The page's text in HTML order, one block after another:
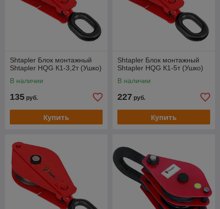
Shtapler Блок монтажный
Shtapler HQG К1-3,2т (Ушко)
В наличии
135 руб.
Купить
Shtapler Блок монтажный
Shtapler HQG К1-5т (Ушко)
В наличии
227 руб.
Купить